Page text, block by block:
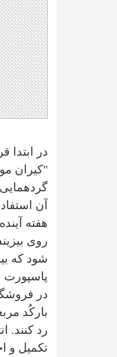
در ابتدا
"کیران
آن
هفته
روی
شود که
در
بارکُد
تکمیل و